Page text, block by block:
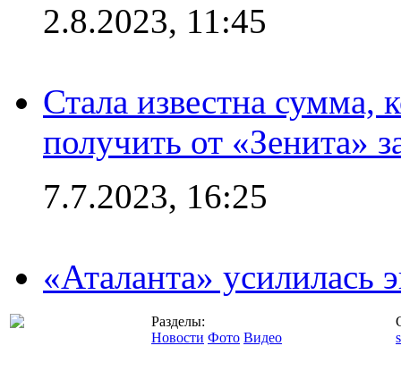
2.8.2023, 11:45
Стала известна сумма,
получить от «Зенита»
7.7.2023, 16:25
«Аталанта»
Разделы:
Новости Фото Видео